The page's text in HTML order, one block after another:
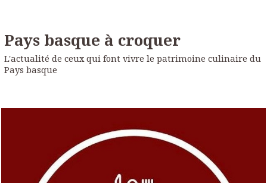
Pays basque à croquer
L'actualité de ceux qui font vivre le patrimoine culinaire du
Pays basque